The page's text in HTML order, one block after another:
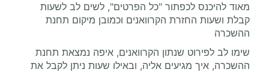
מאוד להיכנס לכפתור "כל הפרטים", לשים לב לשעות
קבלת ושעות החזרת הקרוואנים וכמובן מיקום תחנת
ההשכרה
שימו לב לפירוט שנתון הקרוואנים, איפה נמצאת תחנת
ההשכרה, איך מגיעים אליה, ובאילו שעות ניתן לקבל את